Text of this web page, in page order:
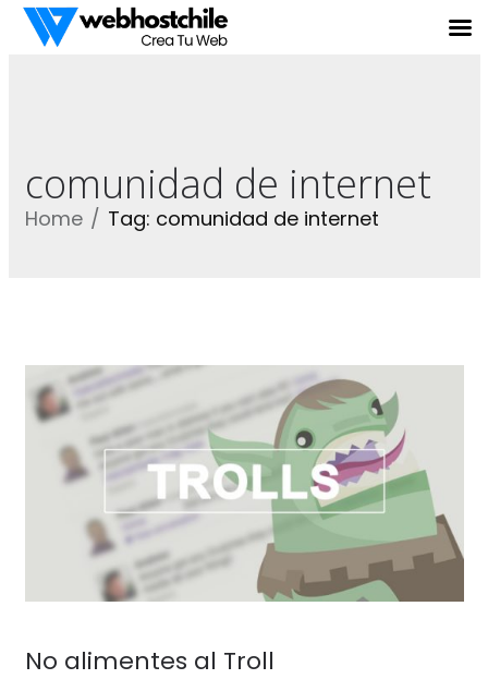
comunidad de internet
Home Tag: comunidad de internet
No alimentes al Troll